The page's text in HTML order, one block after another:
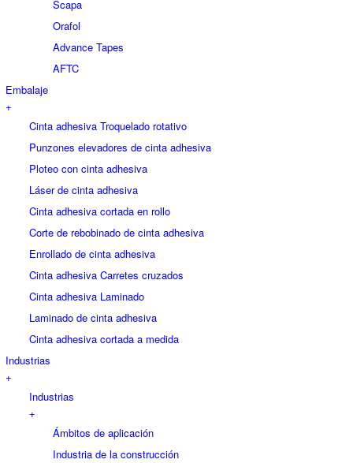
Scapa
Orafol
Advance Tapes
AFTC
Embalaje
+
Cinta adhesiva Troquelado rotativo
Punzones elevadores de cinta adhesiva
Ploteo con cinta adhesiva
Láser de cinta adhesiva
Cinta adhesiva cortada en rollo
Corte de rebobinado de cinta adhesiva
Enrollado de cinta adhesiva
Cinta adhesiva Carretes cruzados
Cinta adhesiva Laminado
Laminado de cinta adhesiva
Cinta adhesiva cortada a medida
Industrias
+
Industrias
+
Ámbitos de aplicación
Industria de la construcción